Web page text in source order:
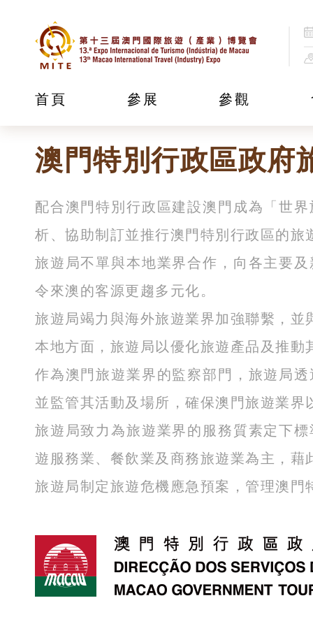
首頁 參展 參觀
澳門特別行政區政府
配合澳門特別行政區建設澳門成為「世
析、協助制訂並推行澳門特別行政區的
旅遊局不單與本地業界合作，向各主要
令來澳的客源更趨多元化。
旅遊局竭力與海外旅遊業界加強聯繫，
本地方面，旅遊局以優化旅遊產品及推
作為澳門旅遊業界的監察部門，旅遊局
並監管其活動及場所，確保澳門旅遊業
旅遊局致力為旅遊業界的服務質素定下
遊服務業、餐飲業及商務旅遊業為主，
旅遊局制定旅遊危機應急預案，管理澳